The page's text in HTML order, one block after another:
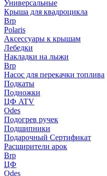
Универсальные
Крыша для квадроцикла
Brp
Polaris
Аксессуары к крышам
Лебедки
Накладки на лыжи
Brp
Насос для перекачки топлива
Подкаты
Подножки
ЦФ ATV
Odes
Подогрев ручек
Подшипники
Подарочный Сертификат
Расширители арок
Brp
ЦФ
Odes